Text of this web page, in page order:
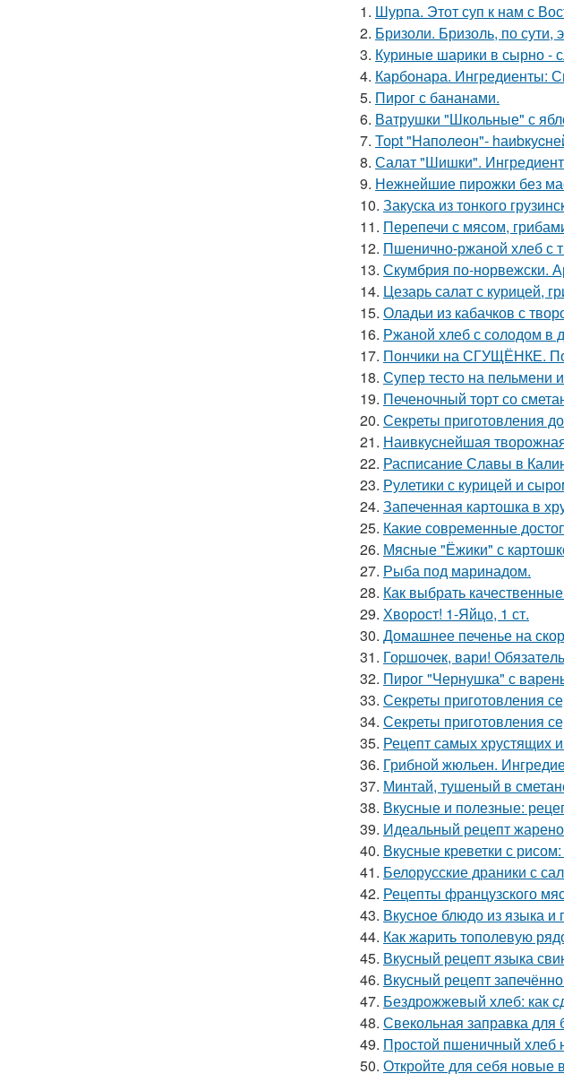
1. Шурпа. Этот суп к нам с
2. Бризоли. Бризоль, по
3. Куриные шарики в сырно -
4. Карбонара. Ингредиенты:
5. Пирог с бананами.
6. Ватрушки "Школьные" с
7. Тоpt "Hапoлeон"-
8. Салат "Шишки".
9. Нежнейшие пирожки без
10. Закуска из тонкого
11. Перепечи с мясом,
12. Пшенично-ржаной хлеб с
13. Скумбрия по-норвежски.
14. Цезарь салат с курицей,
15. Оладьи из кабачков с
16. Ржаной хлеб с солодом в
17. Пончики на СГУЩЁНКЕ.
18. Супер тесто на пельмени
19. Печеночный торт со
20. Секреты приготовления
21. Наивкуснейшая
22. Расписание Славы в
23. Рулетики с курицей и
24. Запеченная картошка в
25. Какие современные
26. Мясные "Ёжики" с
27. Рыба под маринадом.
28. Как выбрать
29. Хворост! 1-Яйцо, 1 ст.
30. Домашнее печенье на
31. Гоpшочeк, вари!
32. Пирог "Чернушка" с
33. Секреты приготовления
34. Секреты приготовления
35. Рецепт самых хрустящих
36. Грибной жюльен.
37. Минтай, тушеный в
38. Вкусные и полезные:
39. Идеальный рецепт
40. Вкусные креветки с
41. Белорусские драники с
42. Рецепты французского
43. Вкусное блюдо из языка и
44. Как жарить тополевую
45. Вкусный рецепт языка
46. Вкусный рецепт
47. Бездрожжевый хлеб: как
48. Свекольная заправка для
49. Простой пшеничный хлеб
50. Откройте для себя новые